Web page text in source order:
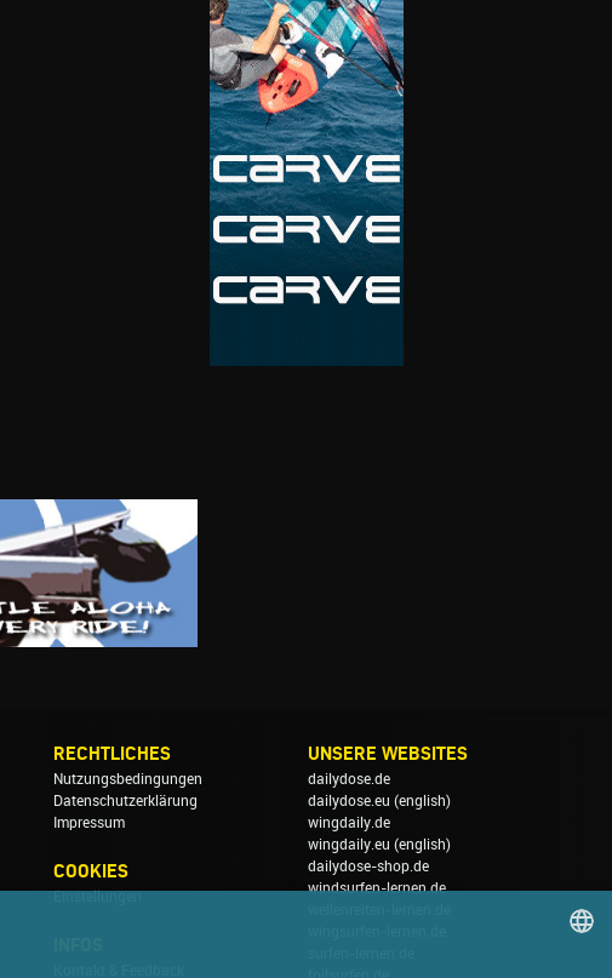
RECHTLICHES
Nutzungsbedingungen
Datenschutzerklärung
Impressum
COOKIES
Einstellungen
UNSERE WEBSITES
dailydose.de
dailydose.eu (english)
wingdaily.de
wingdaily.eu (english)
dailydose-shop.de
windsurfen-lernen.de